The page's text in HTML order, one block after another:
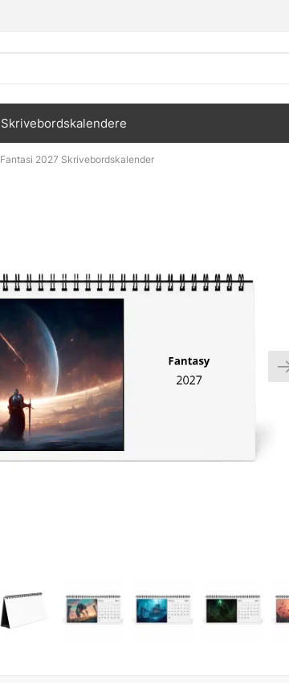
Skrivebordskalendere
Fantasi 2027 Skrivebordskalender